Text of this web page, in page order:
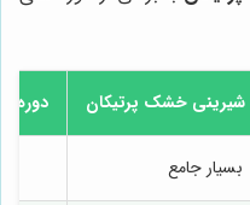
شیرینی خشک پرتیکان دوره
بسیار جامع